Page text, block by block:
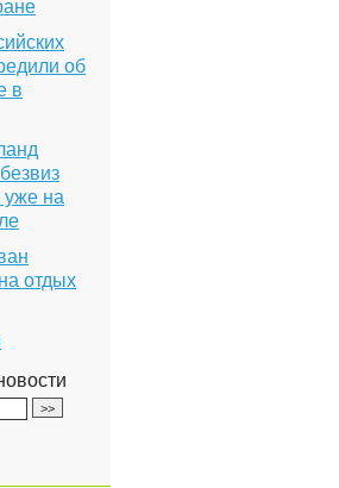
об
в
уже на
отдых